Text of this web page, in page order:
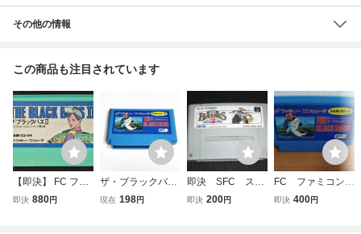
その他の情報
この商品も注目されています
【即決】 FC ファ
ミコン ザ・ブラッ
即決 880円
ザ・ブラックバス
【動作確認済】８
現在 198円
即決 SFC スー
パーブラックバス
即決 200円
FC ファミコン
ザ・ブラックバ
即決 400円